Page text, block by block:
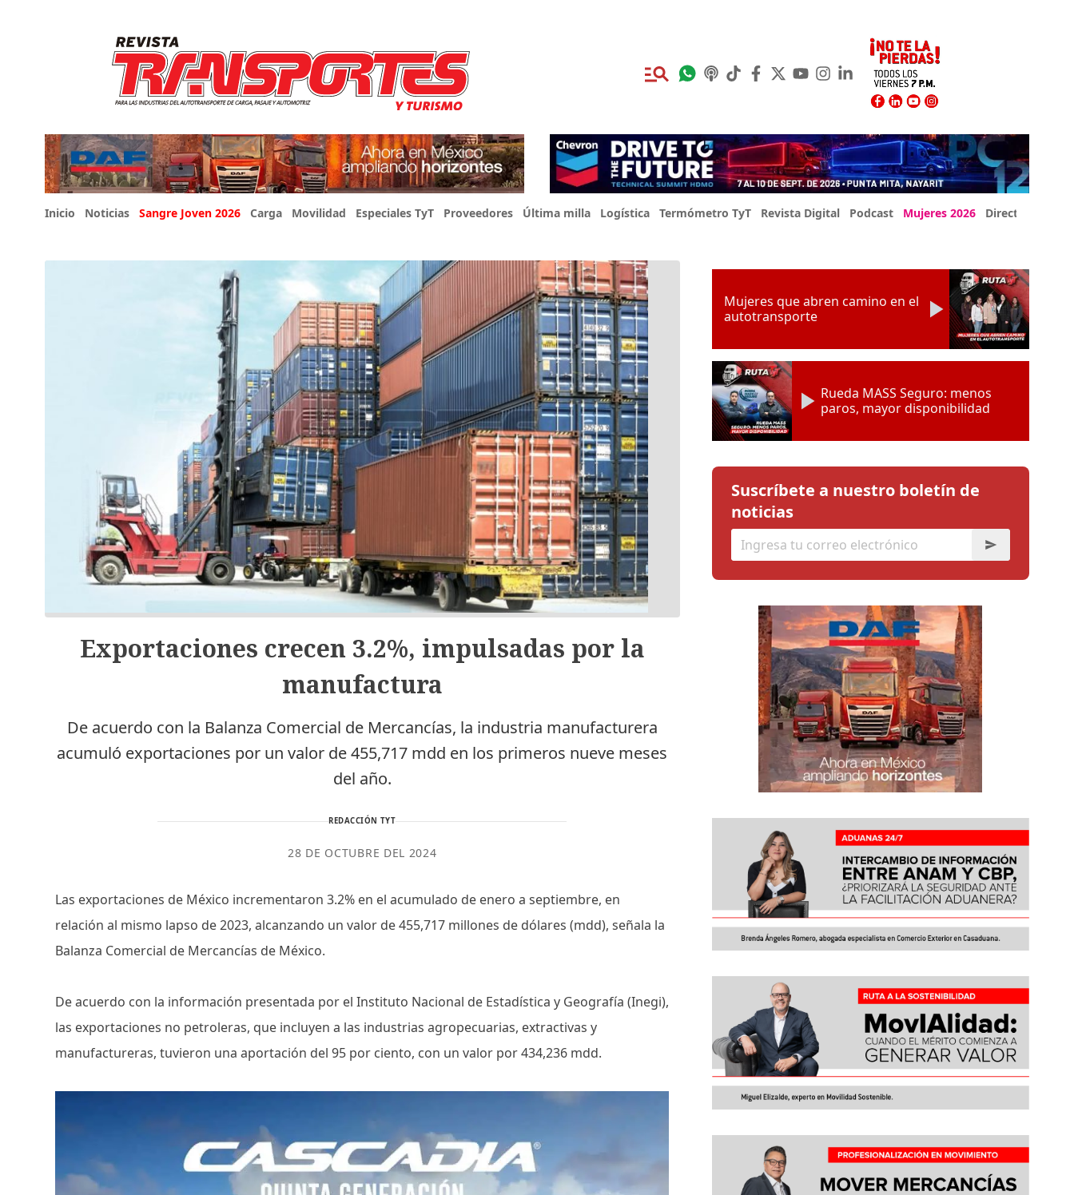
Inicio Noticias Sangre Joven 2026 Carga Movilidad Especiales TyT Proveedores Última milla Logística Termómetro TyT Revista Digital Podcast Mujeres 2026 Directorio Expo
Exportaciones crecen 3.2%, impulsadas por la
manufactura
De acuerdo con la Balanza Comercial de Mercancías, la industria manufacturera
acumuló exportaciones por un valor de 455,717 mdd en los primeros nueve meses
del año.
REDACCIÓN TYT
28 DE OCTUBRE DEL 2024
Las exportaciones de México incrementaron 3.2% en el acumulado de enero a septiembre, en
relación al mismo lapso de 2023, alcanzando un valor de 455,717 millones de dólares (mdd), señala la
Balanza Comercial de Mercancías de México.
De acuerdo con la información presentada por el Instituto Nacional de Estadística y Geografía (Inegi),
las exportaciones no petroleras, que incluyen a las industrias agropecuarias, extractivas y
manufactureras, tuvieron una aportación del 95 por ciento, con un valor por 434,236 mdd.
Mujeres que abren camino en el
autotransporte
Rueda MASS Seguro: menos
paros, mayor disponibilidad
Suscríbete a nuestro boletín de
noticias